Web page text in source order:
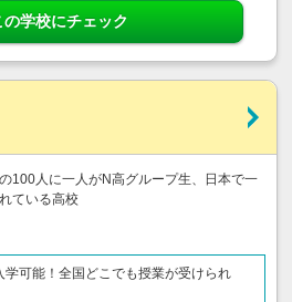
の学校にチェック
100人に一人がN高グループ生、日本で一
ている高校
学可能！全国どこでも授業が受けられ